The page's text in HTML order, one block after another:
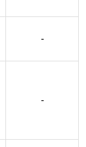
-
-